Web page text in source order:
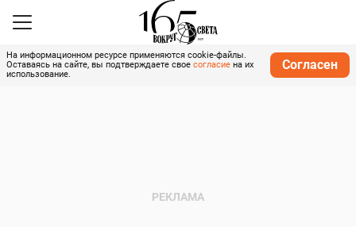
На информационном ресурсе применяются cookie-файлы.
Оставаясь на сайте, вы подтверждаете свое согласие на их
использование.
Согласен